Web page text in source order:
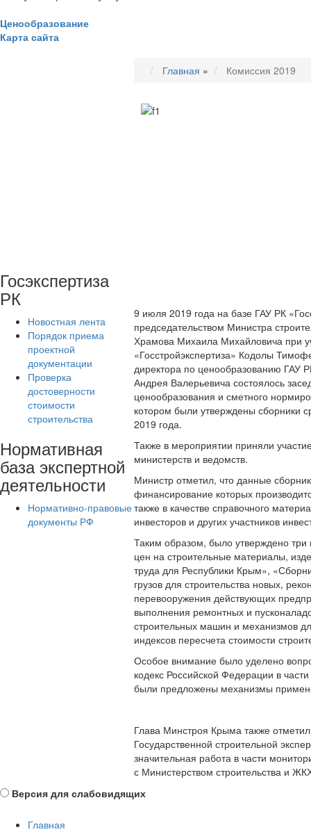
Ценообразование
Карта сайта
Госэкспертиза
РК
Новостная лента
Порядок приема
проектной
документации
Проверка
достоверности
стоимости
строительства
Нормативная
база экспертной
деятельности
Нормативно-правовые
документы РФ
Главная » Комиссия 2019
9 июля 2019 года на базе ГАУ РК
председательством Министра
Храмова Михаила Михайловича при
«Госстройэкспертиза» Кодолы
директора по ценообразованию ГАУ
Андрея Валерьевича состоялось
ценообразования и сметного
котором были утверждены сборники
2019 года.
Также в мероприятии приняли
министерств и ведомств.
Министр отметил, что данные
финансирование которых
также в качестве справочного
инвесторов и других участников
Таким образом, было утверждено
цен на строительные материалы,
труда для Республики Крым»,
грузов для строительства новых,
перевооружения действующих
выполнения ремонтных и
строительных машин и механизмов
индексов пересчета стоимости
Особое внимание было уделено
кодекс Российской Федерации в
были предложены механизмы
Глава Минстроя Крыма также
Государственной строительной
значительная работа в части
с Министерством строительства и
Версия для слабовидящих
Главная